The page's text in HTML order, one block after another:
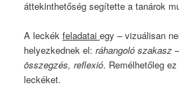
áttekinthetőség segítette a tanárok
A leckékfeladataiegy – vizuálisan
helyezkednek el:ráhangoló szakasz
összegzés, reflexió. Remélhetőleg
leckéket.